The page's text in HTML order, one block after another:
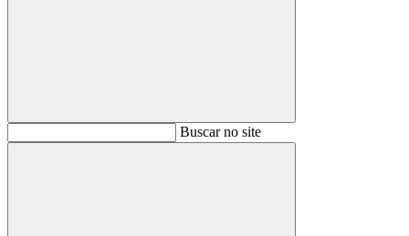
BuscarBuscar no site